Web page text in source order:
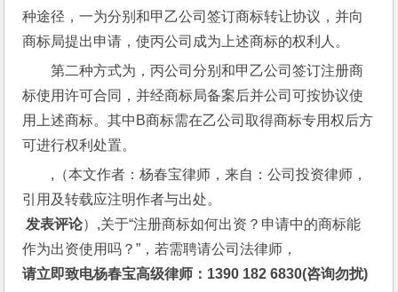
种途径，一为分别和甲乙公司签订商标转让协议，并向
商标局提出申请，使丙公司成为上述商标的权利人。
第二种方式为，丙公司分别和甲乙公司签订注册商
标使用许可合同，并经商标局备案后并公司可按协议使
用上述商标。其中B商标需在乙公司取得商标专用权后方
可进行权利处置。
,（本文作者：杨春宝律师，来自：公司投资律师，
引用及转载应注明作者与出处。
发表评论）,关于“注册商标如何出资？申请中的商标能
作为出资使用吗？”，若需聘请公司法律师，
请立即致电杨春宝高级律师：1390 182 6830(咨询勿扰)